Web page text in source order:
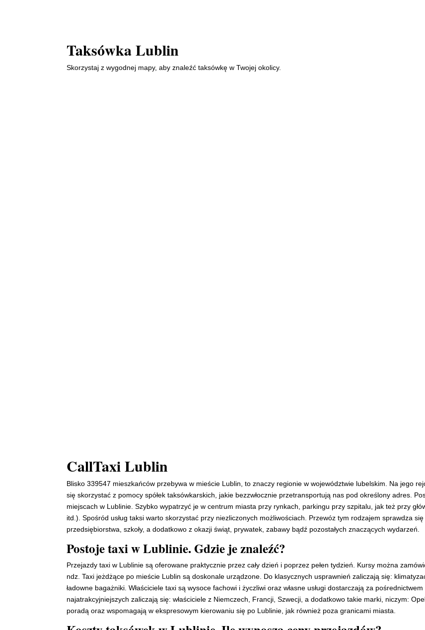
Taksówka Lublin
Skorzystaj z wygodnej mapy, aby znaleźć taksówkę w Twojej okolicy.
CallTaxi Lublin
Blisko 339547 mieszkańców przebywa w mieście Lublin, to znaczy regionie w województwie lubelskim. Na jego
się skorzystać z pomocy spółek taksówkarskich, jakie bezzwłocznie przetransportują nas pod określony adres.
miejscach w Lublinie. Szybko wypatrzyć je w centrum miasta przy rynkach, parkingu przy szpitalu, jak też przy
itd.). Spośród usług taksi warto skorzystać przy niezliczonych możliwościach. Przewóz tym rodzajem sprawdza
przedsiębiorstwa, szkoły, a dodatkowo z okazji świąt, prywatek, zabawy bądź pozostałych znaczących wydarzeń.
Postoje taxi w Lublinie. Gdzie je znaleźć?
Przejazdy taxi w Lublinie są oferowane praktycznie przez cały dzień i poprzez pełen tydzień. Kursy można
ndz. Taxi jeżdżące po mieście Lublin są doskonale urządzone. Do klasycznych usprawnień zaliczają się:
ładowne bagażniki. Właściciele taxi są wysoce fachowi i życzliwi oraz własne usługi dostarczają za
najatrakcyjniejszych zaliczają się: właściciele z Niemczech, Francji, Szwecji, a dodatkowo takie marki, niczym:
poradą oraz wspomagają w ekspresowym kierowaniu się po Lublinie, jak również poza granicami miasta.